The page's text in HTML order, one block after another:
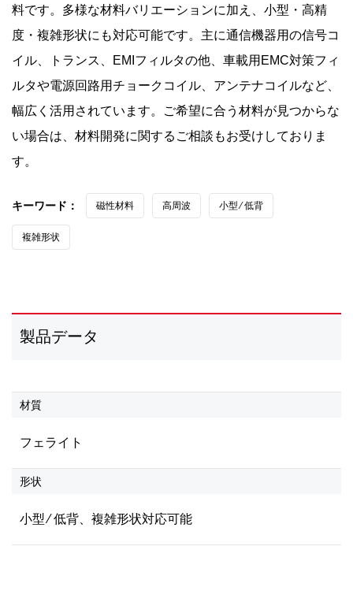
料です。多様な材料バリエーションに加え、小型・高精
度・複雑形状にも対応可能です。主に通信機器用の信号コ
イル、トランス、EMIフィルタの他、車載用EMC対策フィ
ルタや電源回路用チョークコイル、アンテナコイルなど、
幅広く活用されています。ご希望に合う材料が見つからな
い場合は、材料開発に関するご相談もお受けしておりま
す。
キーワード： 磁性材料 高周波 小型 ⁄ 低背
複雑形状
製品データ
材質
フェライト
形状
小型 ⁄ 低背、複雑形状対応可能